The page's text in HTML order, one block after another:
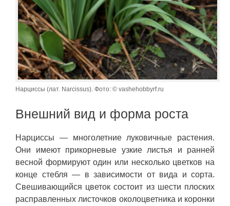
Нарциссы (лат. Narcissus). Фото: © vashehobbyrf.ru
Внешний вид и форма роста
Нарциссы — многолетние луковичные растения.
Они имеют прикорневые узкие листья и ранней
весной формируют один или несколько цветков на
конце стебля — в зависимости от вида и сорта.
Свешивающийся цветок состоит из шести плоских
расправленных листочков околоцветника и коронки